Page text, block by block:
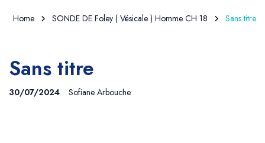
Home SONDE DE Foley ( Vésicale ) Homme CH 18 Sans titre
Sans titre
30/07/2024 Sofiane Arbouche